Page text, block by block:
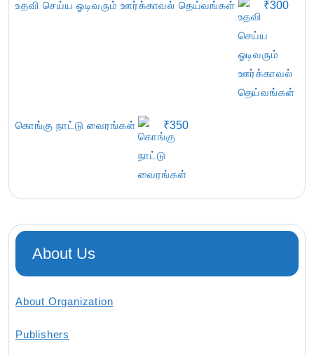
உதவி செய்ய ஓடிவரும் ஊர்க்காவல் தெய்வங்கள் ₹300
கொங்கு நாட்டு வைரங்கள் ₹350
About Us
About Organization
Publishers